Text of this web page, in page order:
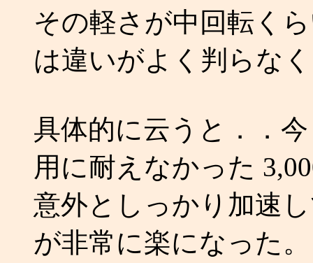
その軽さが中回転く
は違いがよく判らな
具体的に云うと．．
用に耐えなかった
意外としっかり加速
が非常に楽になった。